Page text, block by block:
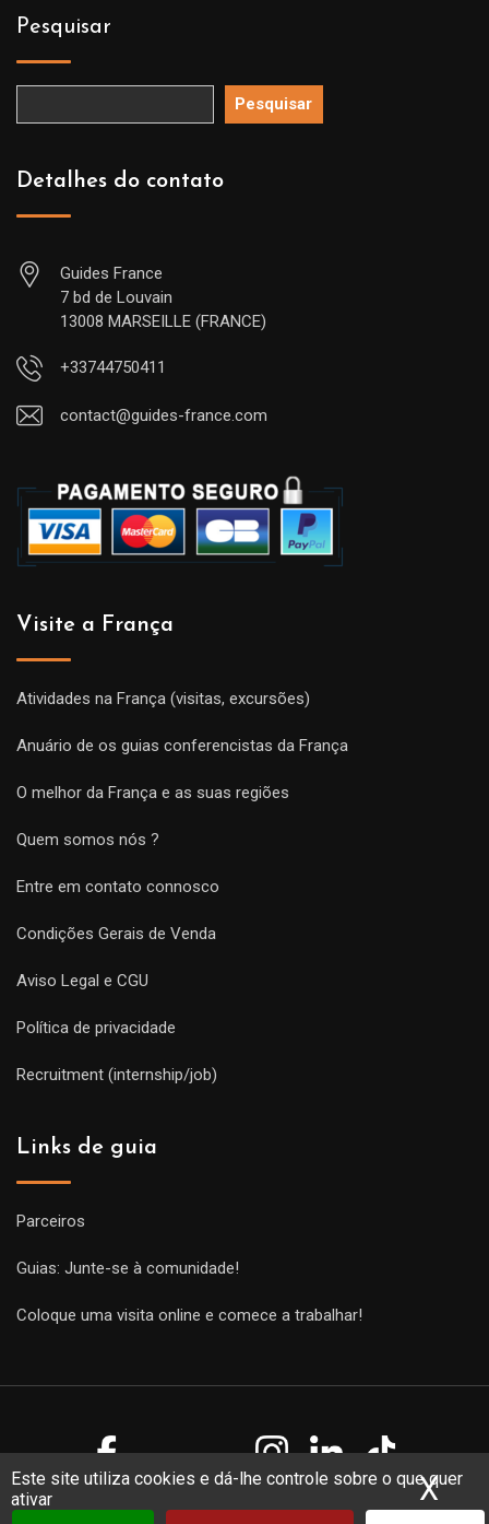
Este site utiliza cookies e dá-lhe controle sobre o que quer
ativar
X
Pesquisar
Pesquisar
Detalhes do contato
Guides France
7 bd de Louvain
13008 MARSEILLE (FRANCE)
+33744750411
contact@guides-france.com
Visite a França
Atividades na França (visitas, excursões)
Anuário de os guias conferencistas da França
O melhor da França e as suas regiões
Quem somos nós ?
Entre em contato connosco
Condições Gerais de Venda
Aviso Legal e CGU
Política de privacidade
Recruitment (internship/job)
Links de guia
Parceiros
Guias: Junte-se à comunidade!
Coloque uma visita online e comece a trabalhar!
Copyright Guides 2021. Tous droits réservés.
Développement